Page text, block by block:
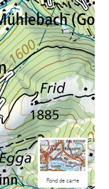
Cartes nationales
Cartes nationales
Fond de carte
Photo aérienne